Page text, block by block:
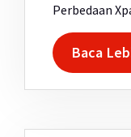
Perbedaan
Baca